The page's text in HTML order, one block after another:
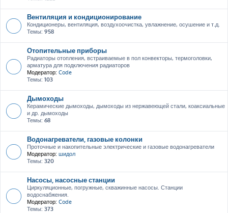
Вентиляция и кондиционирование
Кондиционеры, вентиляция, воздухоочистка, увлажнение, осушение и т.д.
Темы: 958
Отопительные приборы
Радиаторы отопления, встраиваемые в пол конвекторы, термоголовки,
арматура для подключения радиаторов
Модератор: Code
Темы: 103
Дымоходы
Керамические дымоходы, дымоходы из нержавеющей стали, коаксиальные
и др. дымоходы
Темы: 68
Водонагреватели, газовые колонки
Проточные и накопительные электрические и газовые водонагреватели
Модератор: шидол
Темы: 320
Насосы, насосные станции
Циркуляционные, погружные, скважинные насосы. Станции
водоснабжения.
Модератор: Code
Темы: 373